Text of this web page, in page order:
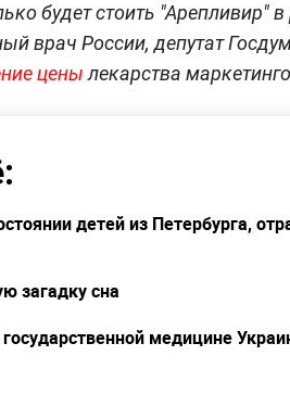
будет стоить "Арепливир" в
врач России, депутат
ценылекарства
детей из Петербурга,
загадку сна
медицине